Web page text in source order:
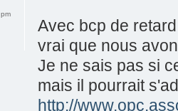
Avec bcp de
vrai que nous
Je ne sais pas si
mais il pourrait
http://